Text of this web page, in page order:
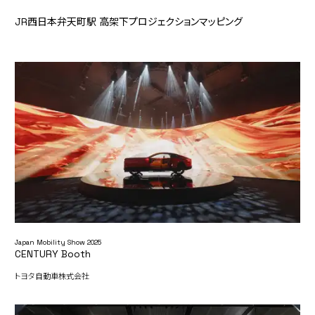
JR西日本弁天町駅 高架下プロジェクションマッピング
Japan Mobility Show 2025
CENTURY Booth
トヨタ自動車株式会社